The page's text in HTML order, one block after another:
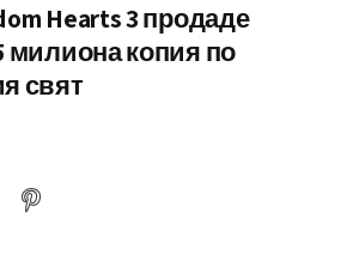
Hearts 3 продаде
милиона копия по
свят